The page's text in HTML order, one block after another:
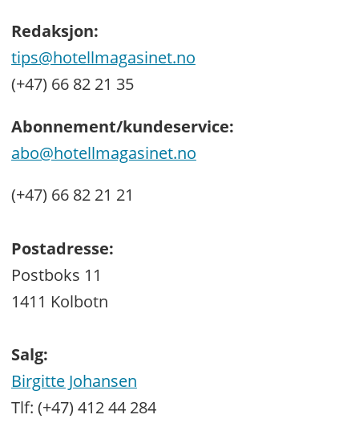
Redaksjon:
tips@hotellmagasinet.no
(+47) 66 82 21 35
Abonnement/kundeservice:
abo@hotellmagasinet.no
(+47) 66 82 21 21
Postadresse:
Postboks 11
1411 Kolbotn
Salg:
Birgitte Johansen
Tlf: (+47) 412 44 284